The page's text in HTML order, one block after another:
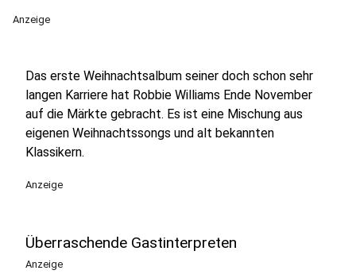
Anzeige
Das erste Weihnachtsalbum seiner doch schon sehr
langen Karriere hat Robbie Williams Ende November
auf die Märkte gebracht. Es ist eine Mischung aus
eigenen Weihnachtssongs und alt bekannten
Klassikern.
Anzeige
Überraschende Gastinterpreten
Anzeige